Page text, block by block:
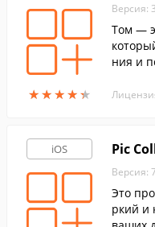
★★★★★
★★★★★
Версия:
Том ―
ния и
iOS Pic
Версия:
Это
ркий и